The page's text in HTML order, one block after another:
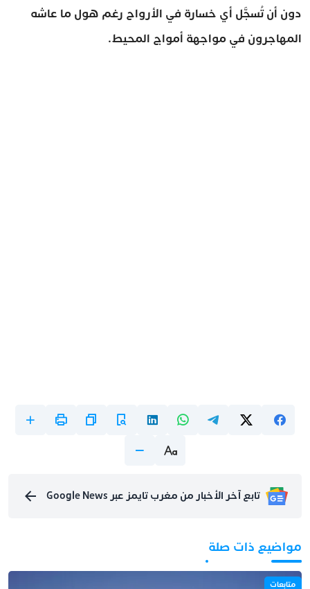
دون أن تُسجَّل أي خسارة في الأرواح رغم هول ما عاشه
المهاجرون في مواجهة أمواج المحيط.
تابع آخر الأخبار من مغرب تايمز عبر Google News
مواضيع ذات صلة
متابعات